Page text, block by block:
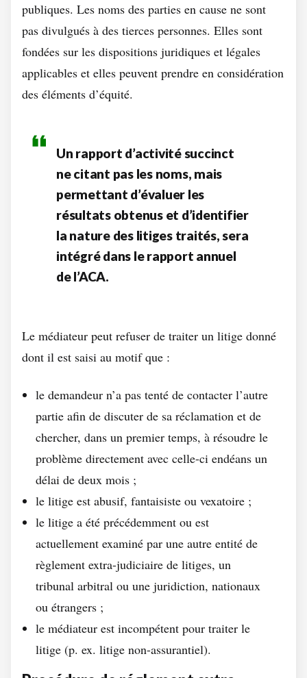
publiques. Les noms des parties en cause ne sont
pas divulgués à des tierces personnes. Elles sont
fondées sur les dispositions juridiques et légales
applicables et elles peuvent prendre en considération
des éléments d’équité.
Un rapport d’activité succinct
ne citant pas les noms, mais
permettant d’évaluer les
résultats obtenus et d’identifier
la nature des litiges traités, sera
intégré dans le rapport annuel
de l’ACA.
Le médiateur peut refuser de traiter un litige donné
dont il est saisi au motif que :
le demandeur n’a pas tenté de contacter l’autre
partie afin de discuter de sa réclamation et de
chercher, dans un premier temps, à résoudre le
problème directement avec celle-ci endéans un
délai de deux mois ;
le litige est abusif, fantaisiste ou vexatoire ;
le litige a été précédemment ou est
actuellement examiné par une autre entité de
règlement extra-judiciaire de litiges, un
tribunal arbitral ou une juridiction, nationaux
ou étrangers ;
le médiateur est incompétent pour traiter le
litige (p. ex. litige non-assurantiel).